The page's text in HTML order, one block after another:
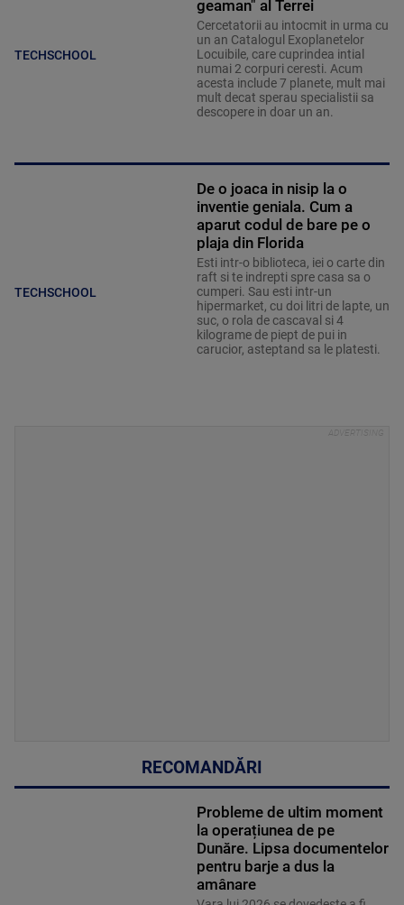
TECHSCHOOL
geaman" al Terrei
Cercetatorii au intocmit in urma cu
un an Catalogul Exoplanetelor
Locuibile, care cuprindea intial
numai 2 corpuri ceresti. Acum
acesta include 7 planete, mult mai
mult decat sperau specialistii sa
descopere in doar un an.
TECHSCHOOL
De o joaca in nisip la o
inventie geniala. Cum a
aparut codul de bare pe o
plaja din Florida
Esti intr-o biblioteca, iei o carte din
raft si te indrepti spre casa sa o
cumperi. Sau esti intr-un
hipermarket, cu doi litri de lapte, un
suc, o rola de cascaval si 4
kilograme de piept de pui in
carucior, asteptand sa le platesti.
RECOMANDĂRI
Probleme de ultim moment
la operațiunea de pe
Dunăre. Lipsa documentelor
pentru barje a dus la
amânare